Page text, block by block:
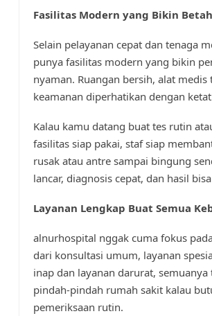
Fasilitas Modern yang Bikin Betah
Selain pelayanan cepat dan tenaga
punya fasilitas modern yang bikin
nyaman. Ruangan bersih, alat
keamanan diperhatikan dengan
Kalau kamu datang buat tes rutin
fasilitas siap pakai, staf siap
rusak atau antre sampai bingung
lancar, diagnosis cepat, dan hasil
Layanan Lengkap Buat Semua
alnurhospital nggak cuma fokus
dari konsultasi umum, layanan
inap dan layanan darurat, semuanya
pindah-pindah rumah sakit kalau
pemeriksaan rutin.